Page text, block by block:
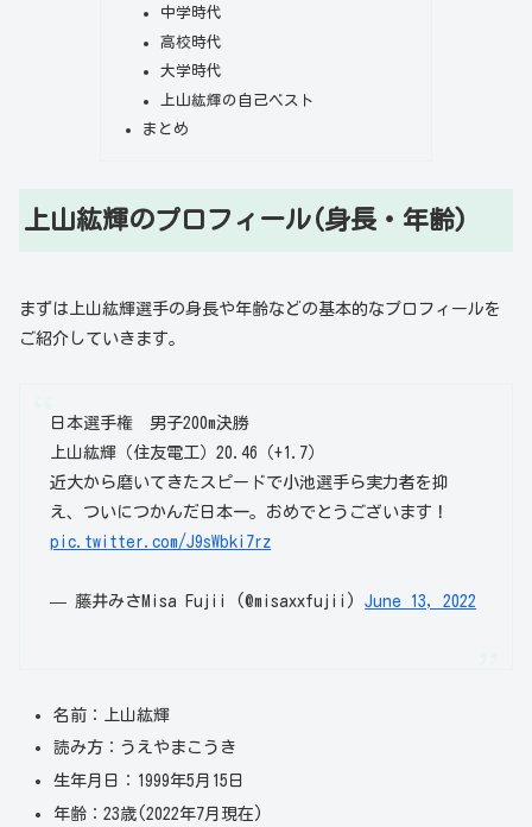
中学時代
高校時代
大学時代
上山紘輝の自己ベスト
まとめ
上山紘輝のプロフィール(身長・年齢)
まずは上山紘輝選手の身長や年齢などの基本的なプロフィールを
ご紹介していきます。
日本選手権 男子200m決勝
上山紘輝（住友電工）20.46（+1.7）
近大から磨いてきたスピードで小池選手ら実力者を抑
え、ついにつかんだ日本一。おめでとうございます！
pic.twitter.com/J9sWbki7rz
— 藤井みさMisa Fujii (@misaxxfujii)June 13, 2022
名前：上山紘輝
読み方：うえやまこうき
生年月日：1999年5月15日
年齢：23歳(2022年7月現在)